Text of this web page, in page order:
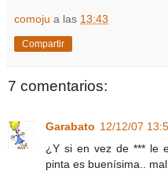
comoju a las 13:43
Compartir
7 comentarios:
Garabato 12/12/07
¿Y si en vez de *** le
pinta es buenísima..